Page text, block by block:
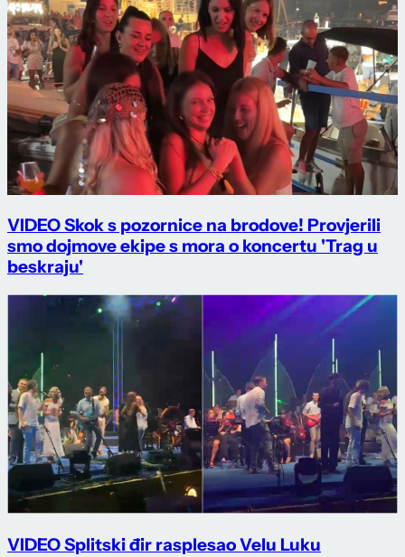
VIDEO Skok s pozornice na brodove! Provjerili
smo dojmove ekipe s mora o koncertu 'Trag u
beskraju'
VIDEO Splitski đir rasplesao Velu Luku